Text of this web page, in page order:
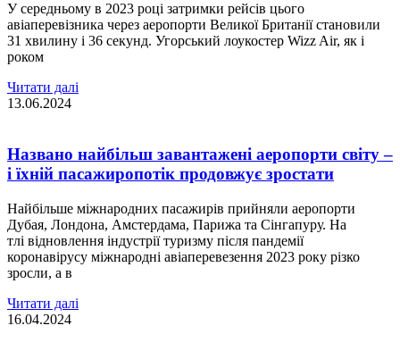
У середньому в 2023 році затримки рейсів цього
авіаперевізника через аеропорти Великої Британії становили
31 хвилину і 36 секунд. Угорський лоукостер Wizz Air, як і
роком
Читати далі
13.06.2024
Названо найбільш завантажені аеропорти світу –
і їхній пасажиропотік продовжує зростати
Найбільше міжнародних пасажирів прийняли аеропорти
Дубая, Лондона, Амстердама, Парижа та Сінгапуру. На
тлі відновлення індустрії туризму після пандемії
коронавірусу міжнародні авіаперевезення 2023 року різко
зросли, а в
Читати далі
16.04.2024